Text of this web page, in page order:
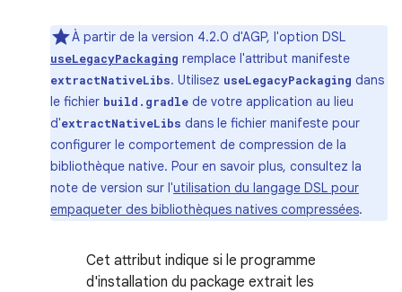
À partir de la version 4.2.0 d'AGP, l'option DSL
useLegacyPackaging remplace l'attribut manifeste
extractNativeLibs. Utilisez useLegacyPackaging dans
le fichier build.gradle de votre application au lieu
d'extractNativeLibs dans le fichier manifeste pour
configurer le comportement de compression de la
bibliothèque native. Pour en savoir plus, consultez la
note de version sur l'utilisation du langage DSL pour
empaqueter des bibliothèques natives compressées.
Cet attribut indique si le programme
d'installation du package extrait les